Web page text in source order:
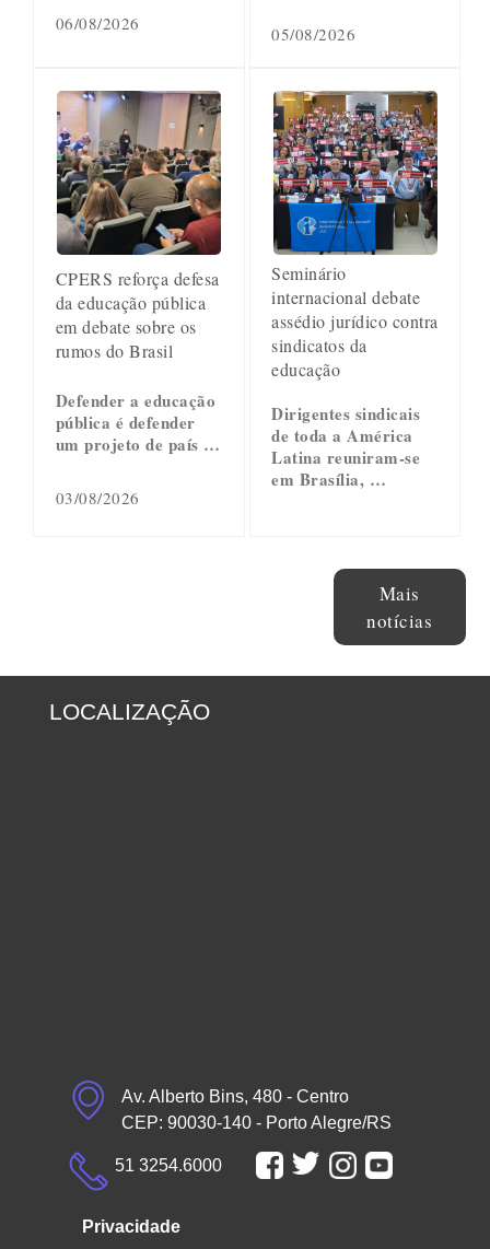
06/08/2026 05/08/2026
CPERS reforça defesa
da educação pública
em debate sobre os
rumos do Brasil
Defender a educação
pública é defender
um projeto de país …
03/08/2026
Seminário
internacional debate
assédio jurídico contra
sindicatos da
educação
Dirigentes sindicais
de toda a América
Latina reuniram-se
em Brasília, …
Mais
notícias
LOCALIZAÇÃO
Av. Alberto Bins, 480 - Centro
CEP: 90030-140 - Porto Alegre/RS
51 3254.6000
Privacidade